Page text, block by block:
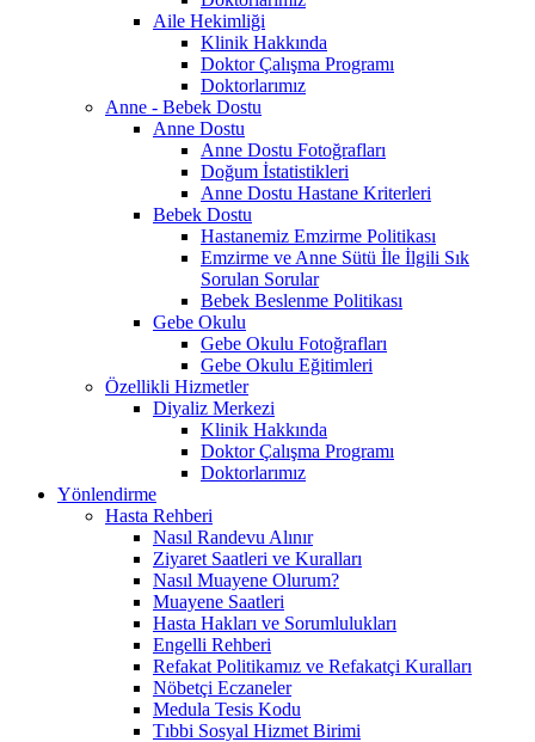
Aile Hekimliği
Klinik Hakkında
Doktor Çalışma Programı
Doktorlarımız
Anne - Bebek Dostu
Anne Dostu
Anne Dostu Fotoğrafları
Doğum İstatistikleri
Anne Dostu Hastane Kriterleri
Bebek Dostu
Hastanemiz Emzirme Politikası
Emzirme ve Anne Sütü İle İlgili Sık
Sorulan Sorular
Bebek Beslenme Politikası
Gebe Okulu
Gebe Okulu Fotoğrafları
Gebe Okulu Eğitimleri
Özellikli Hizmetler
Diyaliz Merkezi
Klinik Hakkında
Doktor Çalışma Programı
Doktorlarımız
Yönlendirme
Hasta Rehberi
Nasıl Randevu Alınır
Ziyaret Saatleri ve Kuralları
Nasıl Muayene Olurum?
Muayene Saatleri
Hasta Hakları ve Sorumlulukları
Engelli Rehberi
Refakat Politikamız ve Refakatçi Kuralları
Nöbetçi Eczaneler
Medula Tesis Kodu
Tıbbi Sosyal Hizmet Birimi